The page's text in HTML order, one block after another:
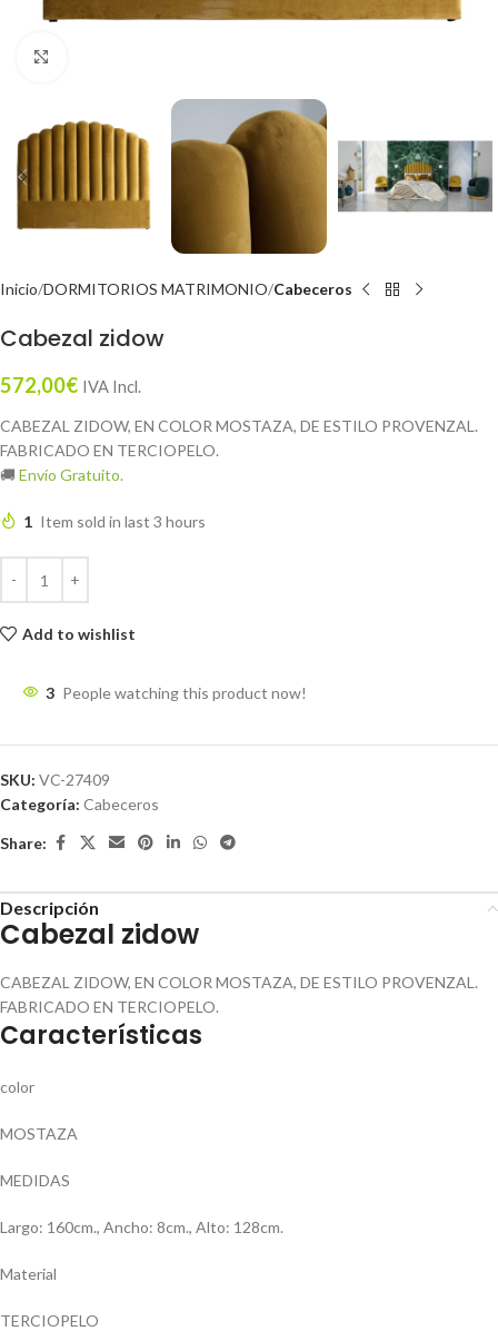
Inicio DORMITORIOS MATRIMONIO Cabeceros
Cabezal zidow
572,00€ IVA Incl.
CABEZAL ZIDOW, EN COLOR MOSTAZA, DE ESTILO PROVENZAL.
FABRICADO EN TERCIOPELO.
🚚 Envío Gratuito.
1 Item sold in last 3 hours
Add to wishlist
3 People watching this product now!
SKU: VC-27409
Categoría: Cabeceros
Share:
Descripción
Cabezal zidow
CABEZAL ZIDOW, EN COLOR MOSTAZA, DE ESTILO PROVENZAL.
FABRICADO EN TERCIOPELO.
Características
color
MOSTAZA
MEDIDAS
Largo: 160cm., Ancho: 8cm., Alto: 128cm.
Material
TERCIOPELO